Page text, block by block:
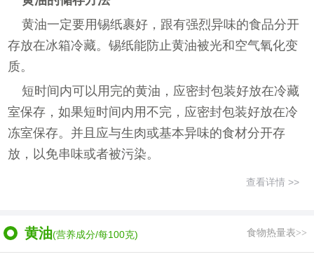
黄油一定要用锡纸裹好，跟有强烈异味的食品分开
存放在冰箱冷藏。锡纸能防止黄油被光和空气氧化变
质。
短时间内可以用完的黄油，应密封包装好放在冷藏
室保存，如果短时间内用不完，应密封包装好放在冷
冻室保存。并且应与生肉或基本异味的食材分开存
放，以免串味或者被污染。
查看详情 >>
黄油(营养成分/每100克) 食物热量表>>